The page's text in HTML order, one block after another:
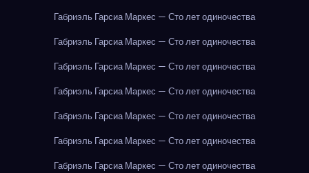
Габриэль Гарсиа Маркес — Сто лет одиночества
Габриэль Гарсиа Маркес — Сто лет одиночества
Габриэль Гарсиа Маркес — Сто лет одиночества
Габриэль Гарсиа Маркес — Сто лет одиночества
Габриэль Гарсиа Маркес — Сто лет одиночества
Габриэль Гарсиа Маркес — Сто лет одиночества
Габриэль Гарсиа Маркес — Сто лет одиночества